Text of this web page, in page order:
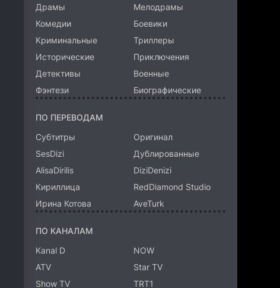
Драмы
Мелодрамы
Комедии
Боевики
Криминальные
Триллеры
Исторические
Приключения
Детективы
Военные
Фэнтези
Биографические
ПО ПЕРЕВОДАМ
Субтитры
Оригинал
SesDizi
Дублированные
AlisaDirilis
DiziDenizi
Кириллица
RedDiamond Studio
Ирина Котова
AveTurk
ПО КАНАЛАМ
Kanal D
NOW
ATV
Star TV
Show TV
TRT1